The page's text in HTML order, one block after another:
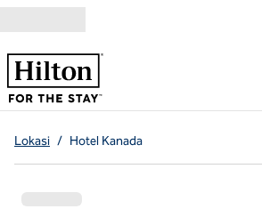
Lokasi / Hotel Kanada